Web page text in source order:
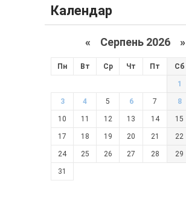
Календар
« Серпень 2026 »
Пн Вт Ср Чт Пт Сб
1
3 4 5 6 7 8
10 11 12 13 14 15
17 18 19 20 21 22
24 25 26 27 28 29
31